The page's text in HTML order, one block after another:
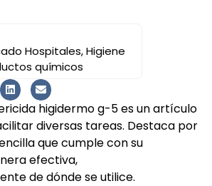
Hospitales,Higiene
químicos
higidermo g-5 es un artículo
diversas tareas. Destaca por
que cumple con su
efectiva,
de dónde se utilice.